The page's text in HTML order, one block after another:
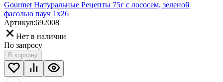
Gourmet Натуральные Рецепты 75г с лососем, зеленой
фасолью пауч 1х26
Артикул:692008
Нет в наличии
По запросу
В корзину